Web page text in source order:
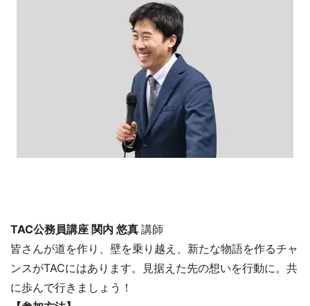
TAC公務員講座 関内 悠真 講師
皆さんが道を作り、壁を乗り越え、新たな物語を作るチャ
ンスがTACにはあります。見据えた先の想いを行動に。共
に歩んで行きましょう！